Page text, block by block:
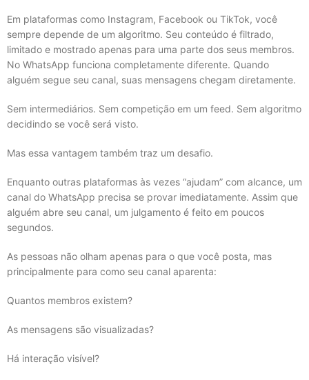
Em plataformas como Instagram, Facebook ou TikTok, você
sempre depende de um algoritmo. Seu conteúdo é filtrado,
limitado e mostrado apenas para uma parte dos seus membros.
No WhatsApp funciona completamente diferente. Quando
alguém segue seu canal, suas mensagens chegam diretamente.
Sem intermediários. Sem competição em um feed. Sem algoritmo
decidindo se você será visto.
Mas essa vantagem também traz um desafio.
Enquanto outras plataformas às vezes “ajudam” com alcance, um
canal do WhatsApp precisa se provar imediatamente. Assim que
alguém abre seu canal, um julgamento é feito em poucos
segundos.
As pessoas não olham apenas para o que você posta, mas
principalmente para como seu canal aparenta:
Quantos membros existem?
As mensagens são visualizadas?
Há interação visível?